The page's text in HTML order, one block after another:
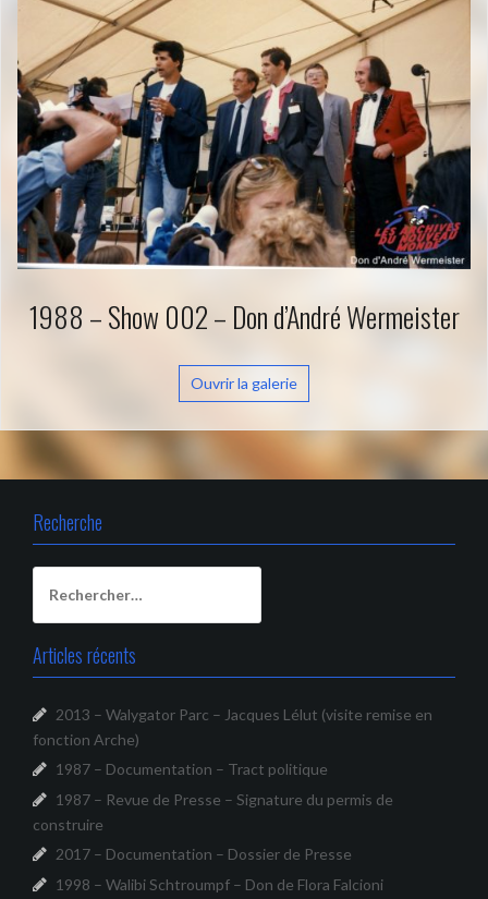
1988 – Show 002 – Don d’André Wermeister
Ouvrir la galerie
Recherche
Articles récents
2013 – Walygator Parc – Jacques Lélut (visite remise en
fonction Arche)
1987 – Documentation – Tract politique
1987 – Revue de Presse – Signature du permis de
construire
2017 – Documentation – Dossier de Presse
1998 – Walibi Schtroumpf – Don de Flora Falcioni